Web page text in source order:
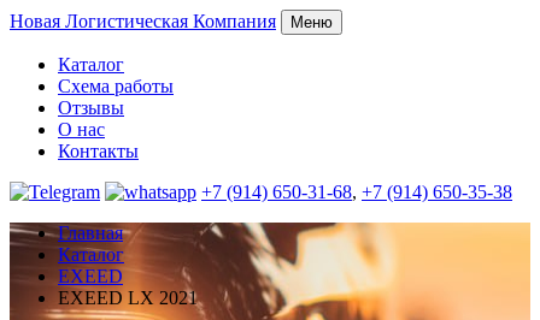
Новая Логистическая Компания Меню
Каталог
Схема работы
Отзывы
О нас
Контакты
+7 (914) 650-31-68, +7 (914) 650-35-38
Главная
Каталог
EXEED
EXEED LX 2021